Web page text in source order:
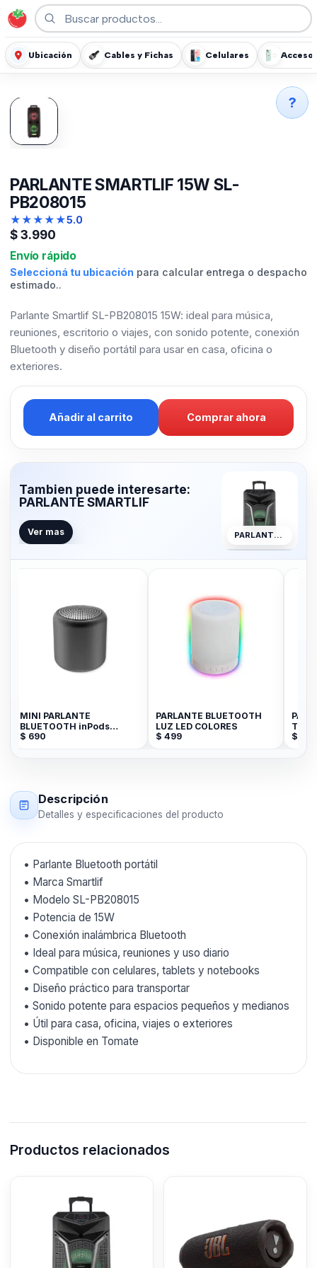
Ubicación Cables y Fichas Celulares
PARLANTE SMARTLIF 15W SL-
PB208015
★★★★★5.0
$3.990
Envío rápido
Seleccioná tu ubicación para calcular entrega o despacho
estimado..
Parlante Smartlif SL-PB208015 15W: ideal para música,
reuniones, escritorio o viajes, con sonido potente, conexión
Bluetooth y diseño portátil para usar en casa, oficina o
exteriores.
Añadir al carrito Comprar ahora
Tambien puede interesarte:
PARLANTE SMARTLIF
Ver mas PARLANTE SMARTLIF
MINI PARLANTE
BLUETOOTH inPods
LITTLE FUN TWS
$690
PARLANTE BLUETOOTH
LUZ LED COLORES
$499 $
Descripción
Detalles y especificaciones del producto
• Parlante Bluetooth portátil
• Marca Smartlif
• Modelo SL-PB208015
• Potencia de 15W
• Conexión inalámbrica Bluetooth
• Ideal para música, reuniones y uso diario
• Compatible con celulares, tablets y notebooks
• Diseño práctico para transportar
• Sonido potente para espacios pequeños y medianos
• Útil para casa, oficina, viajes o exteriores
• Disponible en Tomate
Productos relacionados
?